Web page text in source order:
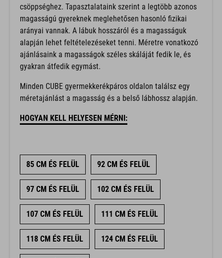
csöppséghez. Tapasztalataink szerint a legtöbb azonos
magasságú gyereknek meglehetősen hasonló fizikai
arányai vannak. A lábuk hosszáról és a magasságuk
alapján lehet feltételezéseket tenni. Méretre vonatkozó
ajánlásaink a magasságok széles skáláját fedik le, és
gyakran átfedik egymást.
Minden CUBE gyermekkerékpáros oldalon találsz egy
méretajánlást a magasság és a belső lábhossz alapján.
HOGYAN KELL HELYESEN MÉRNI:
85 CM ÉS FELÜL 92 CM ÉS FELÜL
97 CM ÉS FELÜL 102 CM ÉS FELÜL
107 CM ÉS FELÜL 111 CM ÉS FELÜL
118 CM ÉS FELÜL 124 CM ÉS FELÜL